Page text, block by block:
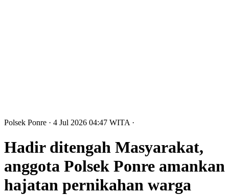
Polsek Ponre · 4 Jul 2026 04:47 WITA ·
Hadir ditengah Masyarakat,
anggota Polsek Ponre amankan
hajatan pernikahan warga